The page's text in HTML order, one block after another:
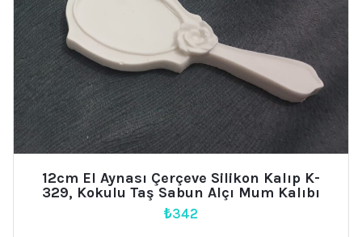
12cm El Aynası Çerçeve Silikon Kalıp K-
329, Kokulu Taş Sabun Alçı Mum Kalıbı
₺342